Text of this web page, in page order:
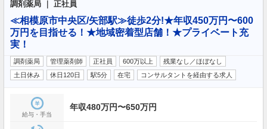
調剤薬局 ｜ 正社員
≪相模原市中央区/矢部駅≫徒歩2分!★年収450万円〜600
万円を目指せる！★地域密着型店舗！★プライベート充
実！
調剤薬局 管理薬剤師 正社員 600万以上
残業なし／ほぼなし
土日休み
休日120日 駅5分 在宅 コンサルタントを経由する求人
給与・手当
年収480万円〜650万円